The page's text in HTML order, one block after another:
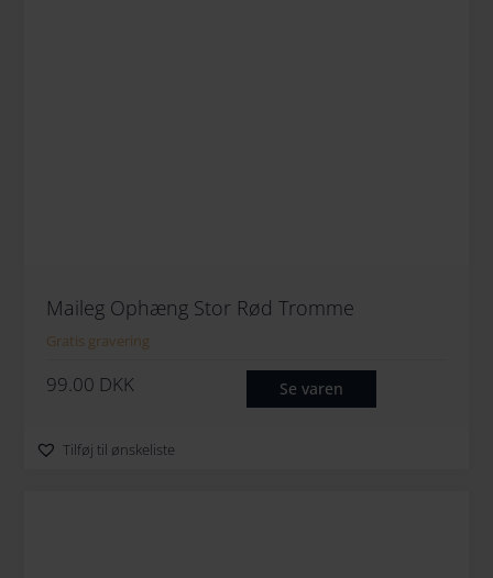
Maileg Ophæng Stor Rød Tromme
Gratis gravering
99.00 DKK Se varen
Tilføj til ønskeliste